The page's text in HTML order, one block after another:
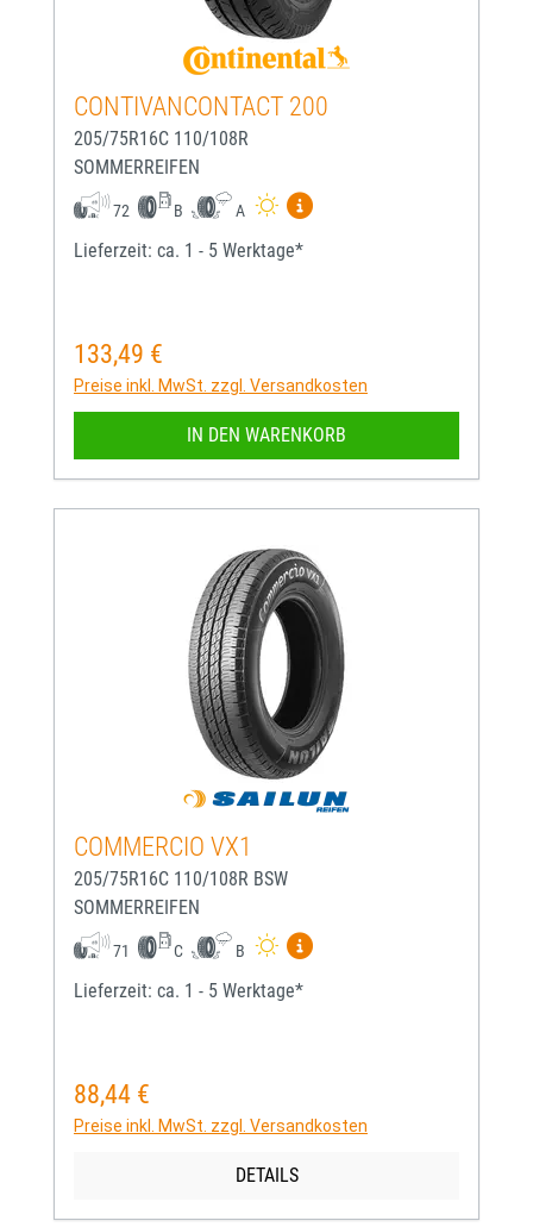
CONTIVANCONTACT 200
205/75R16C 110/108R
SOMMERREIFEN
72 B A
Mehr Informationen zum
Lieferzeit: ca. 1 - 5 Werktage*
Regulärer Preis:
133,49 €
Preise inkl. MwSt. zzgl. Versandkosten
IN DEN WARENKORB
COMMERCIO VX1
205/75R16C 110/108R BSW
SOMMERREIFEN
71 C B
Mehr Informationen zum
Lieferzeit: ca. 1 - 5 Werktage*
Regulärer Preis:
88,44 €
Preise inkl. MwSt. zzgl. Versandkosten
DETAILS